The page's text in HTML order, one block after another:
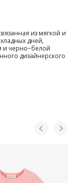
из мягкой и
дней,
и черно-белой
дизайнерского